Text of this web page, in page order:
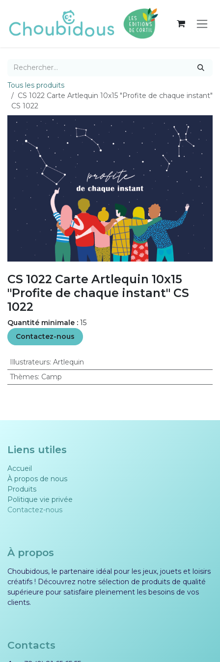
Tous les produits
CS 1022 Carte Artlequin 10x15 "Profite de chaque instant"
CS 1022
CS 1022 Carte Artlequin 10x15
"Profite de chaque instant" CS
1022
Quantité minimale : 15
Contactez-nous
Illustrateurs: Artlequin
Thèmes: Camp
Liens utiles
Accueil
À propos de nous
Produits
Politique vie privée​​
Contactez-nous
À propos
Choubidous, le partenaire idéal pour les jeux, jouets et loisirs
créatifs ! Découvrez notre sélection de produits de qualité
supérieure pour satisfaire pleinement les besoins de vos
clients.
Contacts